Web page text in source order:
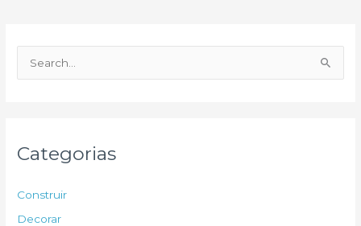
e
Categorias
Construir
Decorar